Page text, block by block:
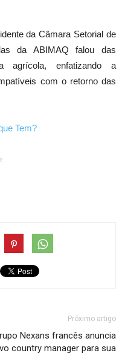
da Câmara Setorial de
da ABIMAQ falou das
agrícola, enfatizando a
com o retorno das
Tem?
Próximo artigo
Nexans francês anuncia
country manager para sua